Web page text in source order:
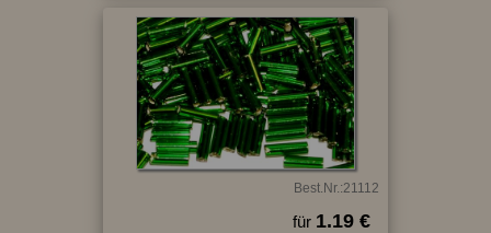
Best.Nr.:21112
für 1.19 €